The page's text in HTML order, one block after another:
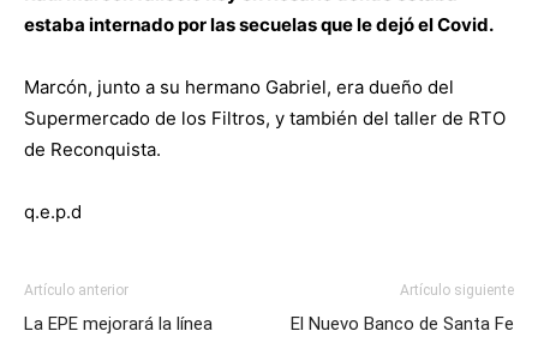
estaba internado por las secuelas que le dejó el Covid.
Marcón, junto a su hermano Gabriel, era dueño del
Supermercado de los Filtros, y también del taller de RTO
de Reconquista.
q.e.p.d
Artículo anterior
La EPE mejorará la línea
Artículo siguiente
El Nuevo Banco de Santa Fe